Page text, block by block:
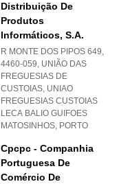
Distribuição De
Produtos
Informáticos, S.a.
R MONTE DOS PIPOS 649,
4460-059, UNIÃO DAS
FREGUESIAS DE
CUSTOIAS, UNIAO
FREGUESIAS CUSTOIAS
LECA BALIO GUIFOES
MATOSINHOS, PORTO
Cpcpc - Companhia
Portuguesa De
Comércio De